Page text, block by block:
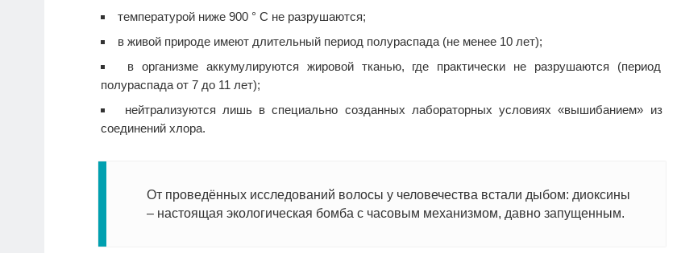
температурой ниже 900 ° C не разрушаются;
в живой природе имеют длительный период полураспада (не менее 10 лет);
в организме аккумулируются жировой тканью, где практически не разрушаются (период
полураспада от 7 до 11 лет);
нейтрализуются лишь в специально созданных лабораторных условиях «вышибанием» из
соединений хлора.
От проведённых исследований волосы у человечества встали дыбом: диоксины
– настоящая экологическая бомба с часовым механизмом, давно запущенным.